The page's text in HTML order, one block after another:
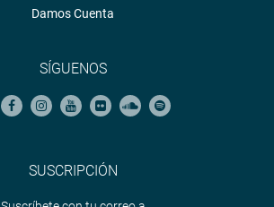
Damos Cuenta
SÍGUENOS
SUSCRIPCIÓN